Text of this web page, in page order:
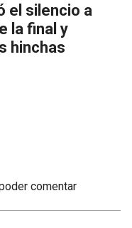
el silencio a
la final y
hinchas
comentar